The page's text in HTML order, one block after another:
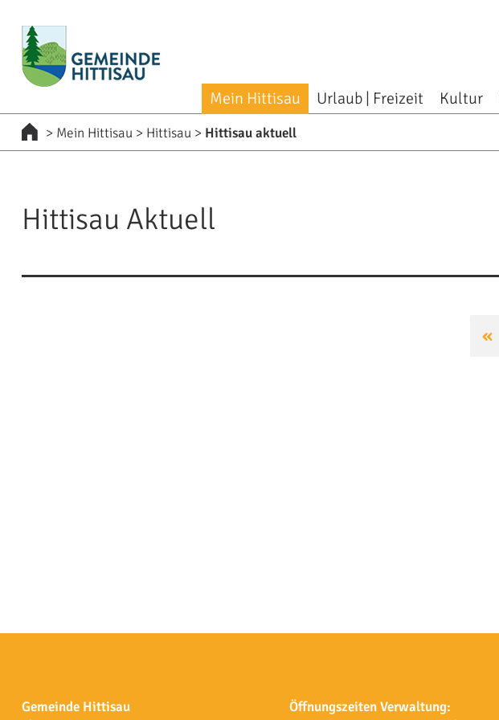
Mein Hittisau Urlaub | Freizeit Kultur
> Mein Hittisau > Hittisau > Hittisau aktuell
Hittisau Aktuell
«
Gemeinde Hittisau
Öffnungszeiten Verwaltung: